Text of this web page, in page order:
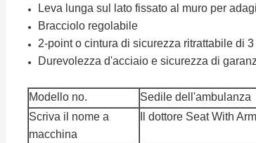
Leva lunga sul lato fissato al muro per
Bracciolo regolabile
2-point o cintura di sicurezza ritrattabile di
Durevolezza d'acciaio e sicurezza di
Modello no.
Sedile dell'ambulanza
Scriva il nome a
macchina
Il dottore Seat With